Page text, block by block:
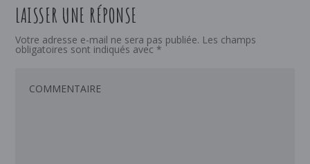
LAISSER UNE RÉPONSE
Votre adresse e-mail ne sera pas publiée. Les champs
obligatoires sont indiqués avec *